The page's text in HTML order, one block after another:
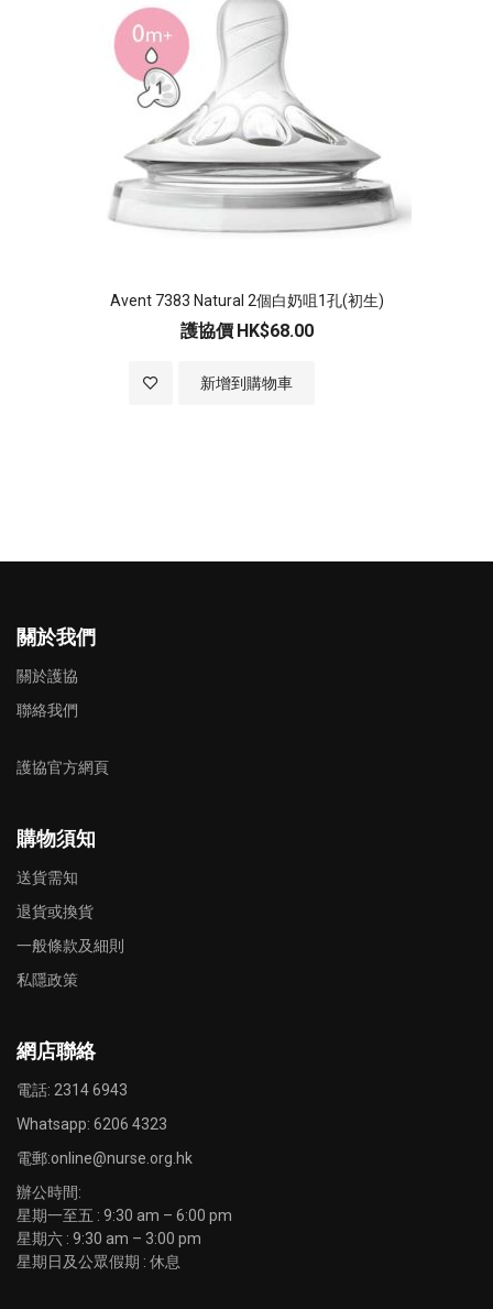
Avent 7383 Natural 2個白奶咀1孔(初生)
護協價 HK$68.00
新增到購物車
加入至願望清單
關於我們
關於護協
聯絡我們
護協官方網頁
購物須知
送貨需知
退貨或換貨
一般條款及細則
私隱政策
網店聯絡
電話: 2314 6943
Whatsapp: 6206 4323
電郵:online@nurse.org.hk
辦公時間:
星期一至五 : 9:30 am – 6:00 pm
星期六 : 9:30 am – 3:00 pm
星期日及公眾假期 : 休息